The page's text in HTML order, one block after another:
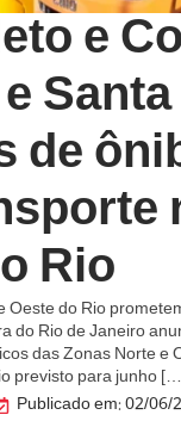
e
de
Rio
do Rio
do Rio de Janeiro
das Zonas Norte e
previsto para junho
Publicado em:02/06/